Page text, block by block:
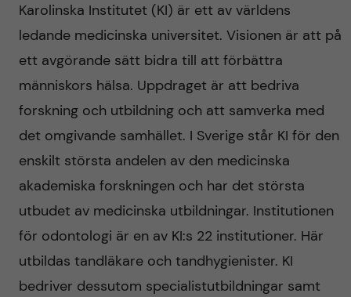
Karolinska Institutet (KI) är ett av världens
ledande medicinska universitet. Visionen är att på
ett avgörande sätt bidra till att förbättra
människors hälsa. Uppdraget är att bedriva
forskning och utbildning och att samverka med
det omgivande samhället. I Sverige står KI för den
enskilt största andelen av den medicinska
akademiska forskningen och har det största
utbudet av medicinska utbildningar. Institutionen
för odontologi är en av KI:s 22 institutioner. Här
utbildas tandläkare och tandhygienister. KI
bedriver dessutom specialistutbildningar samt